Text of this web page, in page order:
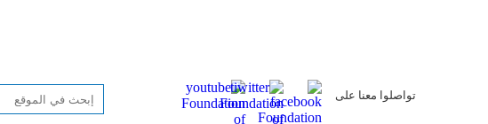
تواصلوا معنا على